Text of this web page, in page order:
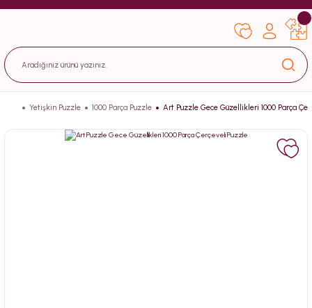
Yetişkin Puzzle 1000 Parça Puzzle Art Puzzle Gece Güzellikleri 1000 Parça